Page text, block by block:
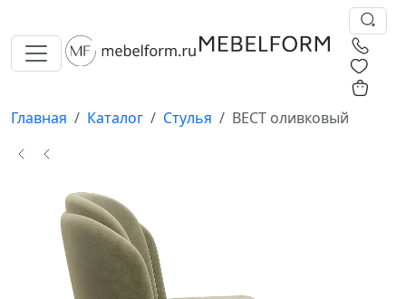
Главная Каталог Стулья ВЕСТ оливковый